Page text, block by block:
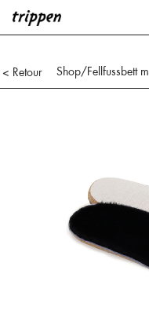
< Retour Shop/Fellfussbett m